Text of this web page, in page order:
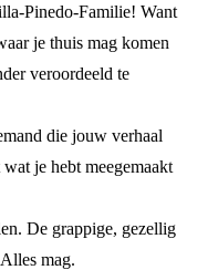
Pinedo-Familie! Want
je thuis mag komen
veroordeeld te
die jouw verhaal
je hebt meegemaakt
De grappige, gezellig
mag.